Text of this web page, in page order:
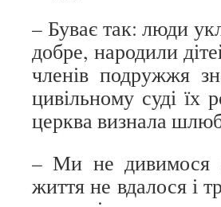
– Буває так: люди
добре, народили
членів подружжя
цивільному суді їх
церква визнала
– Ми не дивимося
життя не вдалося і